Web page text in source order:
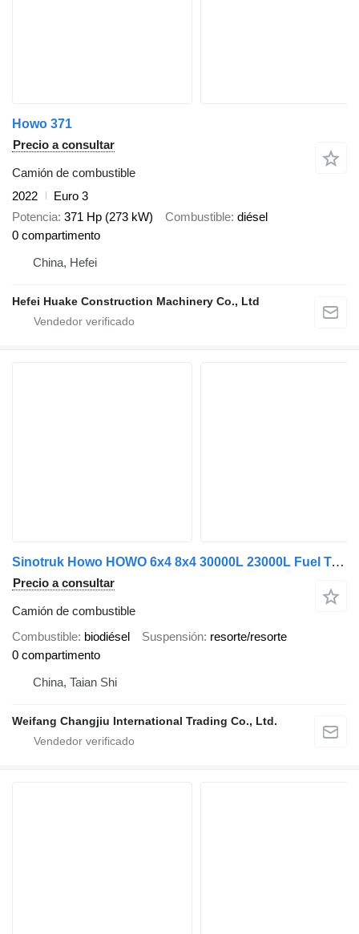
Howo 371
Precio a consultar
Camión de combustible
2022
Euro 3
Potencia 371 Hp (273 kW) Combustible diésel
0 compartimento
China, Hefei
Hefei Huake Construction Machinery Co., Ltd
Sinotruk Howo HOWO 6x4 8x4 30000L 23000L Fuel Tank Truck
Precio a consultar
Camión de combustible
Combustible biodiésel Suspensión resorte/resorte
0 compartimento
China, Taian Shi
Weifang Changjiu International Trading Co., Ltd.